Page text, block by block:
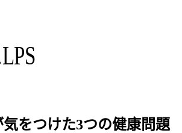
気をつけた3つの健康問題